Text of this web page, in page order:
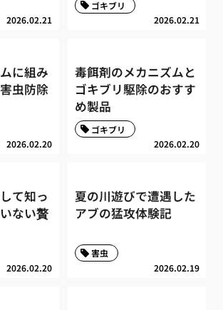
2026.02.21 2026.02.21
ゴキブリ
に組み
虫防除
2026.02.20
毒餌剤のメカニズムと
ゴキブリ駆除のおすす
め製品
2026.02.20
ゴキブリ
て知っ
ない贅
2026.02.20
夏の川遊びで遭遇した
アブの猛攻体験記
2026.02.19
害虫